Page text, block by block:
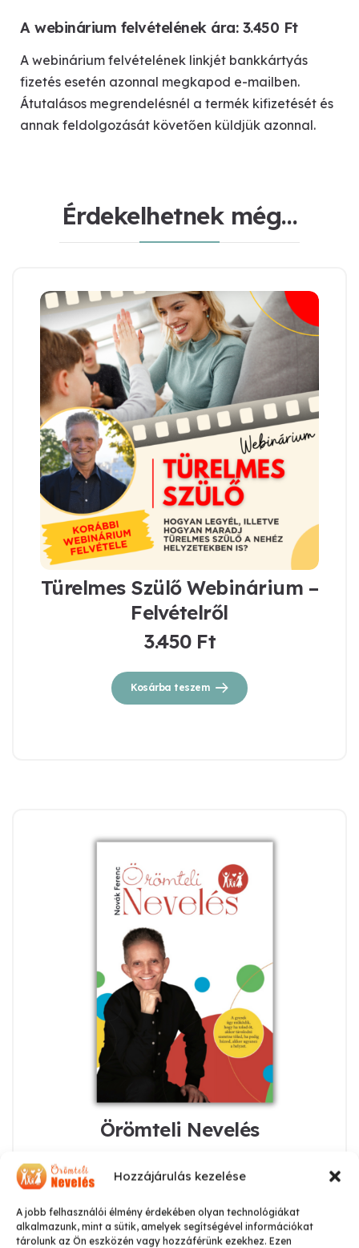
Hozzájárulás kezelése
A jobb felhasználói élmény érdekében olyan technológiákat
alkalmazunk, mint a sütik, amelyek segítségével információkat
tárolunk az Ön eszközén vagy hozzáférünk ezekhez. Ezen
A webinárium felvételének ára:3.450 Ft
A webinárium felvételének linkjét bankkártyás
fizetés esetén azonnal megkapod e-mailben.
Átutalásos megrendelésnél a termék kifizetését és
annak feldolgozását követően küldjük azonnal.
Érdekelhetnek még…
Türelmes Szülő Webinárium –
Felvételről
3.450 Ft
Kosárba teszem
Örömteli Nevelés
Kosárba teszem